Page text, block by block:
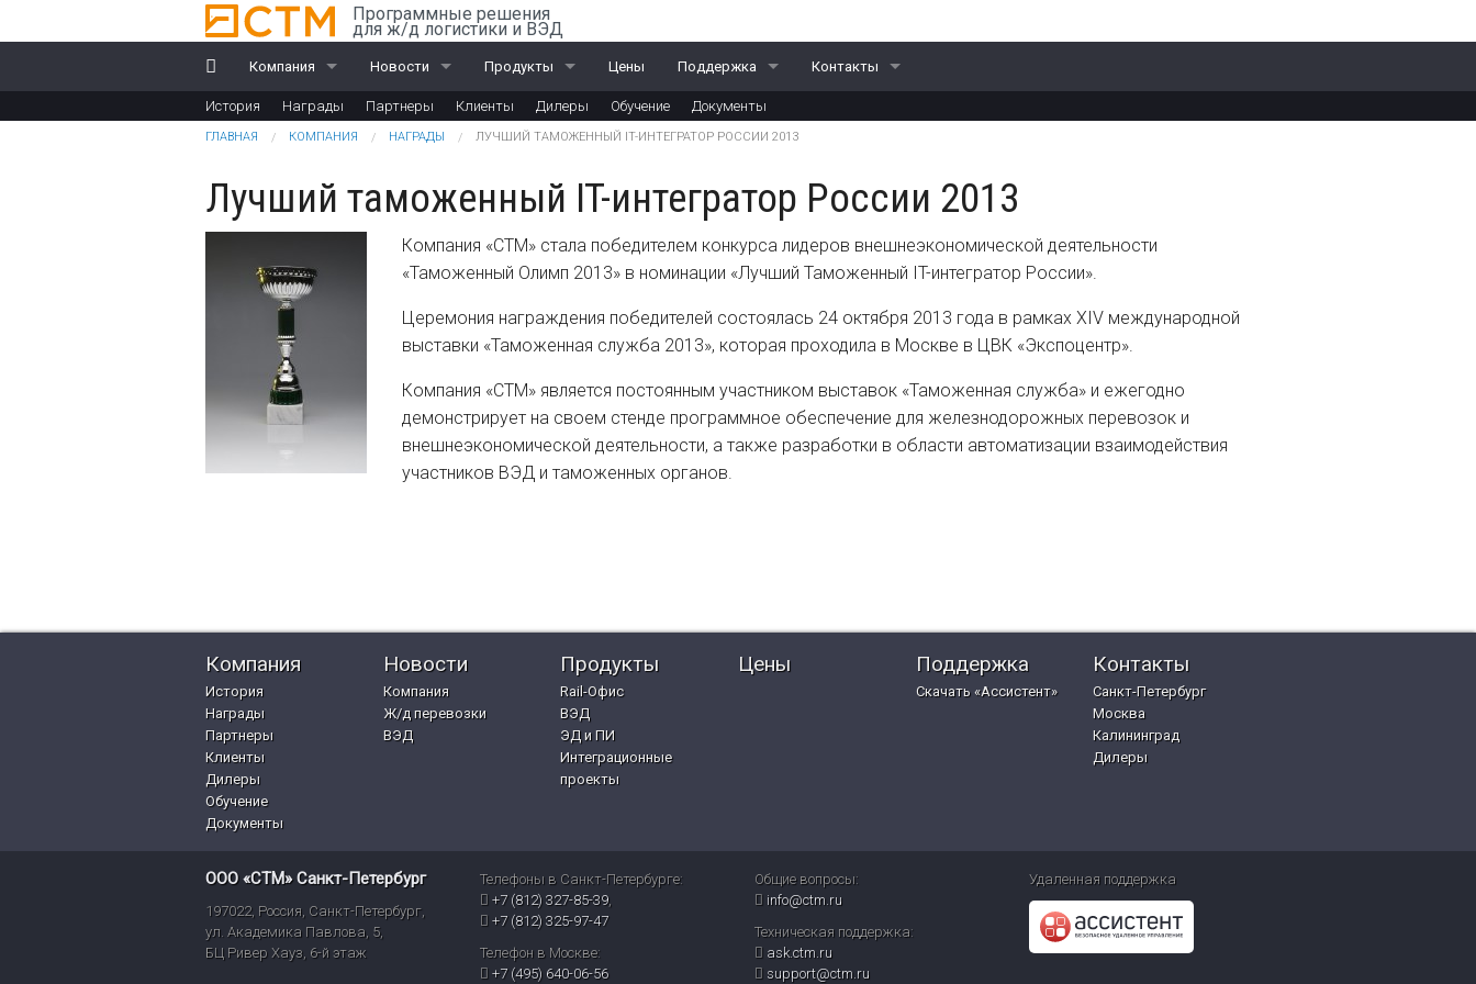
Перейти к основному содержанию Программные решения
для ж/д логистики и ВЭД
Компания
История
Партнеры
Клиенты
Дилеры
Обучение
Документы
Новости
Компания
ВЭД
Продукты
Rail-Офис
ЭД и ПИ
Интеграционные проекты
Цены Поддержка
Скачать «Ассистент»
Контакты
Калининград
Дилеры
История Награды Партнеры Клиенты Дилеры Обучение Документы
Вы здесь
ГЛАВНАЯ КОМПАНИЯ НАГРАДЫ ЛУЧШИЙ ТАМОЖЕННЫЙ IT-ИНТЕГРАТОР РОССИИ 2013
Лучший таможенный IT-интегратор России 2013
Компания «СТМ» стала победителем конкурса лидеров внешнеэкономической деятельности
«Таможенный Олимп 2013» в номинации «Лучший Таможенный IT-интегратор России».
Церемония награждения победителей состоялась 24 октября 2013 года в рамках XIV международной
выставки «Таможенная служба 2013», которая проходила в Москве в ЦВК «Экспоцентр».
Компания «СТМ» является постоянным участником выставок «Таможенная служба» и ежегодно
демонстрирует на своем стенде программное обеспечение для железнодорожных перевозок и
внешнеэкономической деятельности, а также разработки в области автоматизации взаимодействия
участников ВЭД и таможенных органов.
Компания
История
Награды
Партнеры
Клиенты
Дилеры
Обучение
Документы
Новости
Компания
Ж/д перевозки
ВЭД
Продукты
Rail-Офис
ВЭД
ЭД и ПИ
Интеграционные
проекты
Цены Поддержка
Скачать «Ассистент»
Контакты
Санкт-Петербург
Москва
Калининград
Дилеры
ООО «СТМ» Санкт-Петербург
197022, Россия Санкт-Петербург
ул. Академика Павлова, 5,
БЦ Ривер Хауз 6-й этаж
Телефоны в Санкт-Петербурге:
+7 (812) 327-85-39,
+7 (812) 325-97-47
Телефон в Москве:
+7 (495) 640-06-56
Общие вопросы:
info@ctm.ru
Техническая поддержка:
ask.ctm.ru
support@ctm.ru
Удаленная поддержка